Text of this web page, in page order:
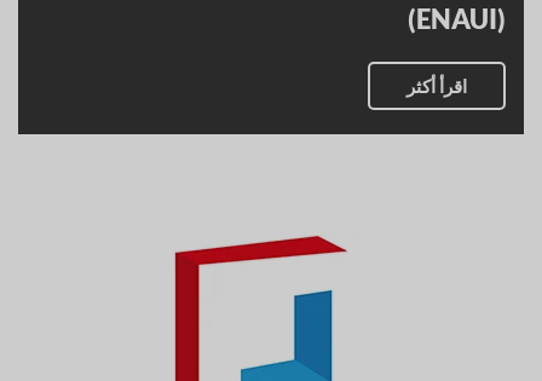
(ENAUI)
اقرأ أكثر